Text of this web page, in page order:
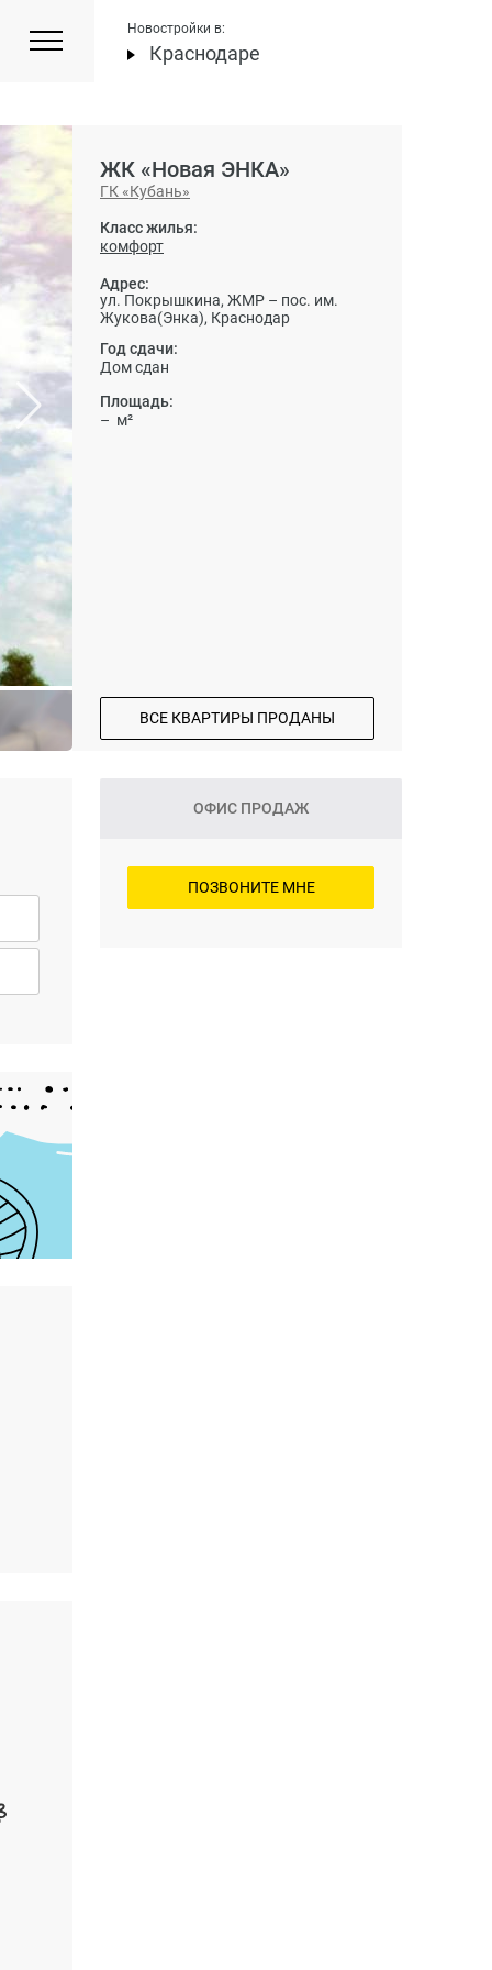
Новостройки в:
Краснодаре
ЖК «Новая ЭНКА»
ГК «Кубань»
Класс жилья:
комфорт
Адрес:
ул. Покрышкина, ЖМР – пос. им.
Жукова(Энка), Краснодар
Год сдачи:
Дом сдан
Площадь:
– м²
ВСЕ КВАРТИРЫ ПРОДАНЫ
ОФИС ПРОДАЖ
ПОЗВОНИТЕ МНЕ